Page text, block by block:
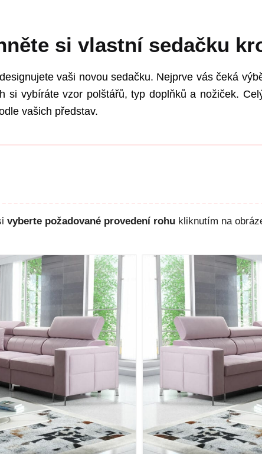
si vlastní sedačku
vaši novou sedačku. Nejprve vás čeká
si vybíráte vzor polštářů, typ doplňků a nožiček.
vašich představ.
vyberte požadované provedení rohu kliknutím na